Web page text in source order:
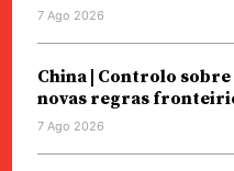
7 Ago 2026
China | Controlo
novas regras
7 Ago 2026